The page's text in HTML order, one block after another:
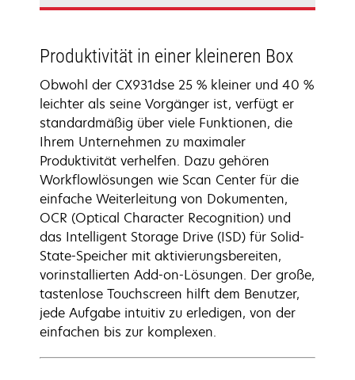
Produktivität in einer kleineren Box
Obwohl der CX931dse 25 % kleiner und 40 %
leichter als seine Vorgänger ist, verfügt er
standardmäßig über viele Funktionen, die
Ihrem Unternehmen zu maximaler
Produktivität verhelfen. Dazu gehören
Workflowlösungen wie Scan Center für die
einfache Weiterleitung von Dokumenten,
OCR (Optical Character Recognition) und
das Intelligent Storage Drive (ISD) für Solid-
State-Speicher mit aktivierungsbereiten,
vorinstallierten Add-on-Lösungen. Der große,
tastenlose Touchscreen hilft dem Benutzer,
jede Aufgabe intuitiv zu erledigen, von der
einfachen bis zur komplexen.